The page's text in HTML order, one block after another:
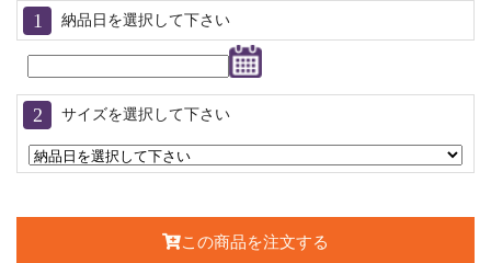
納品日を選択して下さい
サイズを選択して下さい
この商品を注文する